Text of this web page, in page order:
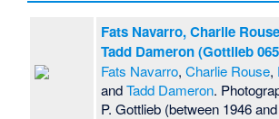
Fats Navarro, Charlie
Tadd Dameron (Gottlieb
Fats Navarro,Charlie Rouse,
andTadd Dameron.
P. Gottlieb (between 1946